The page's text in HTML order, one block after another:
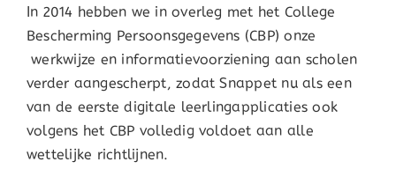
In 2014 hebben we in overleg met het College
Bescherming Persoonsgegevens (CBP) onze
werkwijze en informatievoorziening aan scholen
verder aangescherpt, zodat Snappet nu als een
van de eerste digitale leerlingapplicaties ook
volgens het CBP volledig voldoet aan alle
wettelijke richtlijnen.